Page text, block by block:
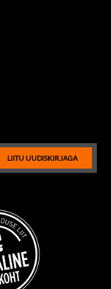
LIITU UUDISKIRJAGA